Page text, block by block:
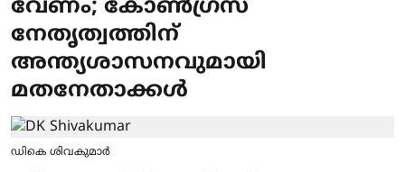
വേണം; കോൺഗ്രസ്
നേതൃത്വത്തിന്
അന്ത്യശാസനവുമായി
മതനേതാക്കൾ
ഡികെ ശിവകുമാര്‍